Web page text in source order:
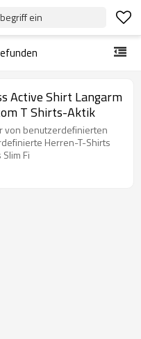
ein
Active Shirt Langarm
T Shirts-Aktik
von benutzerdefinierten
Herren-T-Shirts
Fi